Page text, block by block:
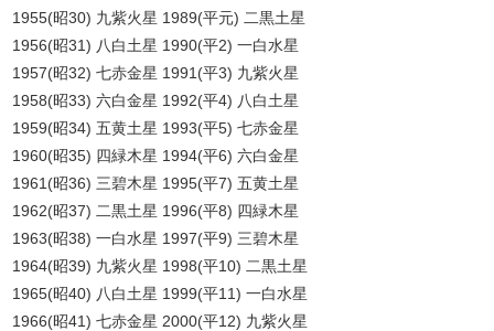
1955(昭30) 九紫火星 1989(平元) 二黒土星
1956(昭31) 八白土星 1990(平2) 一白水星
1957(昭32) 七赤金星 1991(平3) 九紫火星
1958(昭33) 六白金星 1992(平4) 八白土星
1959(昭34) 五黄土星 1993(平5) 七赤金星
1960(昭35) 四緑木星 1994(平6) 六白金星
1961(昭36) 三碧木星 1995(平7) 五黄土星
1962(昭37) 二黒土星 1996(平8) 四緑木星
1963(昭38) 一白水星 1997(平9) 三碧木星
1964(昭39) 九紫火星 1998(平10) 二黒土星
1965(昭40) 八白土星 1999(平11) 一白水星
1966(昭41) 七赤金星 2000(平12) 九紫火星